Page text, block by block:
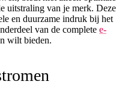
uitstraling van je merk. Deze
en duurzame indruk bij het
van de complete e-
wilt bieden.